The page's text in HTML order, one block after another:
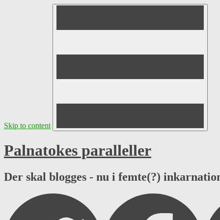
Skip to content
Palnatokes paralleller
Der skal blogges - nu i femte(?)